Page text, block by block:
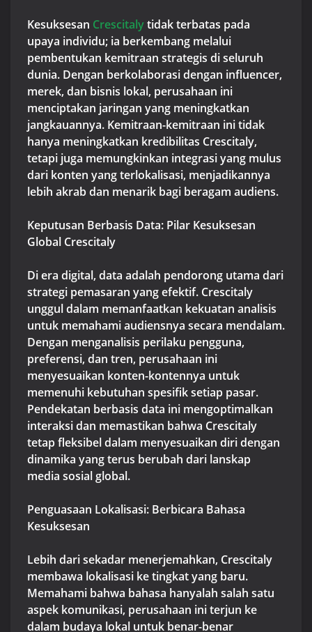
Kesuksesan Crescitalytidak terbatas pada
upaya individu; ia berkembang melalui
pembentukan kemitraan strategis di seluruh
dunia. Dengan berkolaborasi dengan influencer,
merek, dan bisnis lokal, perusahaan ini
menciptakan jaringan yang meningkatkan
jangkauannya. Kemitraan-kemitraan ini tidak
hanya meningkatkan kredibilitas Crescitaly,
tetapi juga memungkinkan integrasi yang mulus
dari konten yang terlokalisasi, menjadikannya
lebih akrab dan menarik bagi beragam audiens.
Keputusan Berbasis Data: Pilar Kesuksesan
Global Crescitaly
Di era digital, data adalah pendorong utama dari
strategi pemasaran yang efektif. Crescitaly
unggul dalam memanfaatkan kekuatan analisis
untuk memahami audiensnya secara mendalam.
Dengan menganalisis perilaku pengguna,
preferensi, dan tren, perusahaan ini
menyesuaikan konten-kontennya untuk
memenuhi kebutuhan spesifik setiap pasar.
Pendekatan berbasis data ini mengoptimalkan
interaksi dan memastikan bahwa Crescitaly
tetap fleksibel dalam menyesuaikan diri dengan
dinamika yang terus berubah dari lanskap
media sosial global.
Penguasaan Lokalisasi: Berbicara Bahasa
Kesuksesan
Lebih dari sekadar menerjemahkan, Crescitaly
membawa lokalisasi ke tingkat yang baru.
Memahami bahwa bahasa hanyalah salah satu
aspek komunikasi, perusahaan ini terjun ke
dalam budaya lokal untuk benar-benar